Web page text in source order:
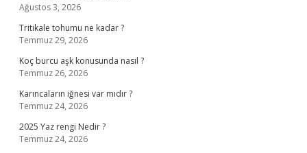
Ağustos 3, 2026
Tritikale tohumu ne kadar ?
Temmuz 29, 2026
Koç burcu aşk konusunda nasıl ?
Temmuz 26, 2026
Karıncaların iğnesi var mıdır ?
Temmuz 24, 2026
2025 Yaz rengi Nedir ?
Temmuz 24, 2026